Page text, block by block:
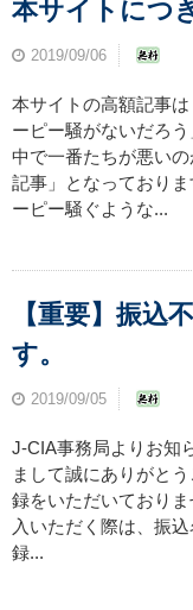
本サイトにつ
2019/09/06
本サイトの高額記事
ーピー騒がないだろ
中で一番たちが悪い
記事」となっており
ーピー騒ぐような...
【重要】振込
す。
2019/09/05
J-CIA事務局よりお知
まして誠にありがと
録をいただいており
入いただく際は、振
録...